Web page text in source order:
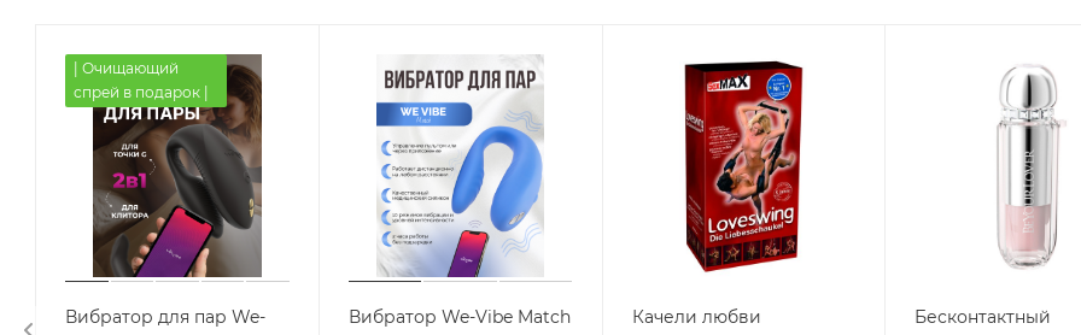
| Очищающий
спрей в подарок |
Вибратор для пар We-
Вибратор We-Vibe Match
Качели любви
Бесконтактный